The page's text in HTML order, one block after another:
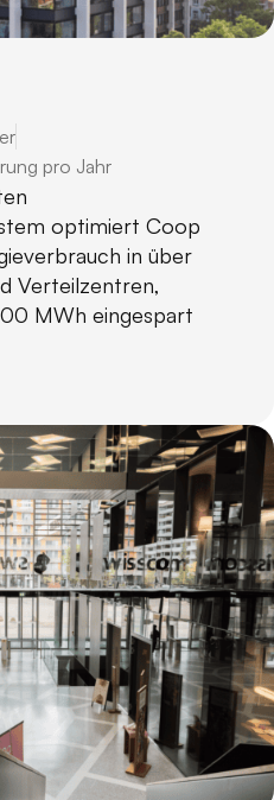
pro Jahr
optimiert Coop
in über
Verteilzentren,
MWh eingespart